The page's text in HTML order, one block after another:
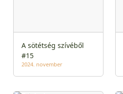
A sötétség szívéből
#15
2024. november